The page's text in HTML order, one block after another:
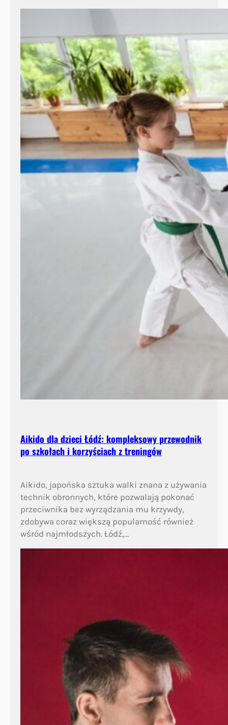
Aikido dla dzieci Łódź: kompleksowy przewodnik
po szkołach i korzyściach z treningów
Aikido, japońska sztuka walki znana z używania
technik obronnych, które pozwalają pokonać
przeciwnika bez wyrządzania mu krzywdy,
zdobywa coraz większą popularność również
wśród najmłodszych. Łódź,…